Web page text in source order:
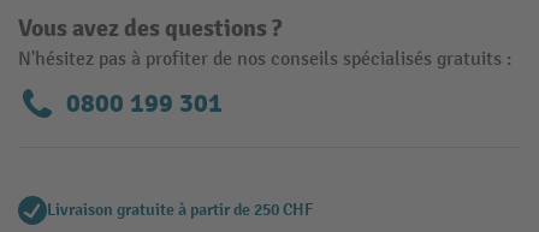
Vous avez des questions ?
N'hésitez pas à profiter de nos conseils spécialisés gratuits :
0800 199 301
Livraison gratuite à partir de 250 CHF